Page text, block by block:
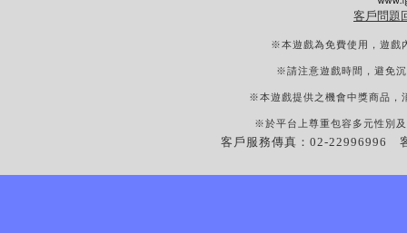
客戶問題
※本遊戲為免費使用，遊戲
※請注意遊戲時間，避免
※本遊戲提供之機會中獎商品，
※於平台上尊重包容多元性別
客戶服務傳真：02-22996996